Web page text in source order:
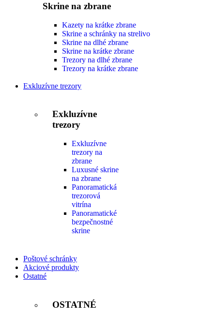
Skrine na zbrane
Kazety na krátke zbrane
Skrine a schránky na strelivo
Skrine na dlhé zbrane
Skrine na krátke zbrane
Trezory na dlhé zbrane
Trezory na krátke zbrane
Exkluzívne trezory
Exkluzívne
trezory
Exkluzívne
trezory na
zbrane
Luxusné skrine
na zbrane
Panoramatická
trezorová
vitrína
Panoramatické
bezpečnostné
skrine
Poštové schránky
Akciové produkty
Ostatné
OSTATNÉ